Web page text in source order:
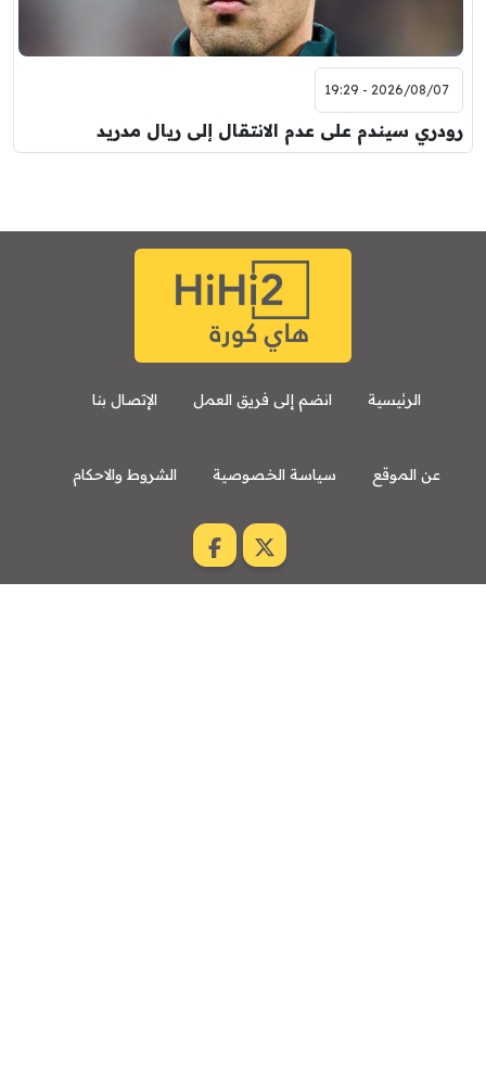
2026/08/07 - 19:29
رودري سيندم على عدم الانتقال إلى ريال مدريد
الرئيسية انضم إلى فريق العمل الإتصال بنا
عن الموقع سياسة الخصوصية الشروط والاحكام